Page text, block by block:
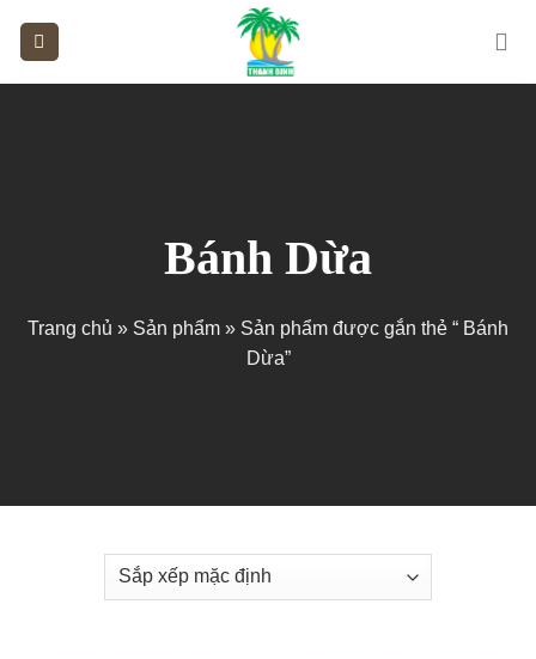
Bánh Dừa
Trang chủ » Sản phẩm » Sản phẩm được gắn thẻ “ Bánh
Dừa”